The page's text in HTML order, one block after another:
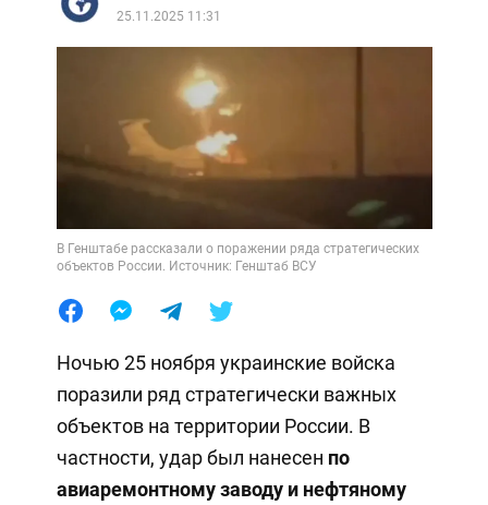
25.11.2025 11:31
В Генштабе рассказали о поражении ряда стратегических
объектов России. Источник: Генштаб ВСУ
Ночью 25 ноября украинские войска
поразили ряд стратегически важных
объектов на территории России. В
частности, удар был нанесен по
авиаремонтному заводу и нефтяному